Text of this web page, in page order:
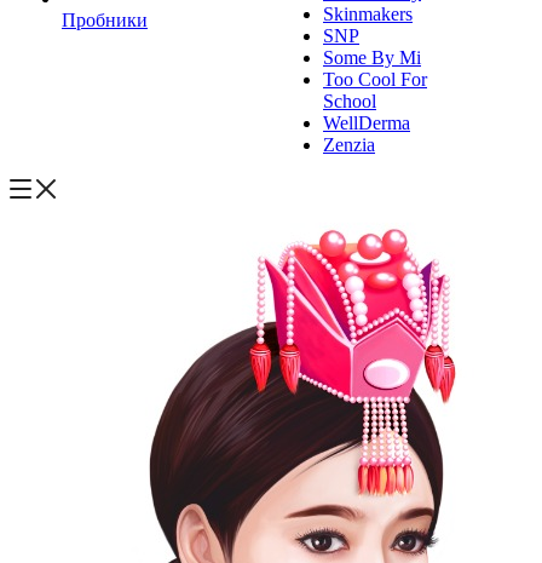
Пробники
Skinmakers
SNP
Some By Mi
Too Cool For
School
WellDerma
Zenzia